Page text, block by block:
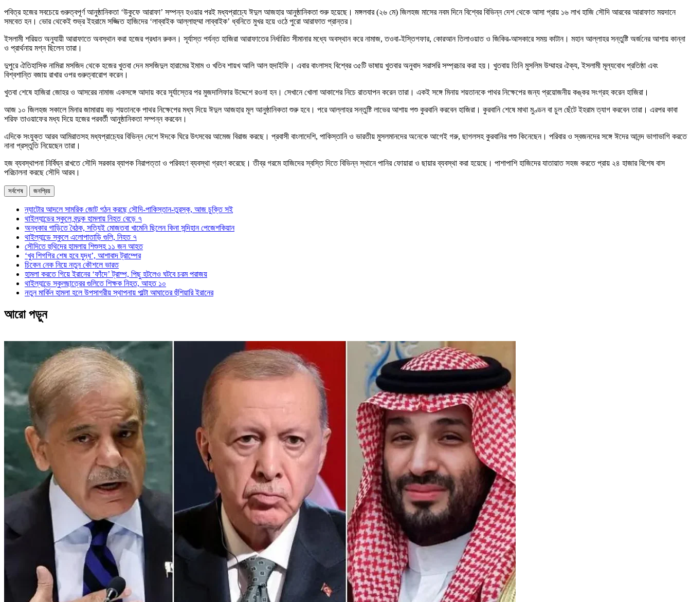
পবিত্র হজের সবচেয়ে গুরুত্বপূর্ণ আনুষ্ঠানিকতা ‘উকুফে আরাফা’ সম্পন্ন হওয়ার পরই মধ্যপ্রাচ্যে ঈদুল আজহার আনুষ্ঠানিকতা শুরু হয়েছে। মঙ্গলবার (২৬ মে) জিলহজ মাসের নবম দিনে বিশ্বের বিভিন্ন দেশ থেকে আসা প্রায় ১৬ লাখ হাজি সৌদি আরবের আরাফাত ময়দানে
সমবেত হন। ভোর থেকেই শুভ্র ইহরামে সজ্জিত হাজিদের ‘লাব্বাইক আল্লাহুম্মা লাব্বাইক’ ধ্বনিতে মুখর হয়ে ওঠে পুরো আরাফাত প্রান্তর।
ইসলামী শরিয়ত অনুযায়ী আরাফাতে অবস্থান করা হজের প্রধান রুকন। সূর্যাস্ত পর্যন্ত হাজিরা আরাফাতের নির্ধারিত সীমানার মধ্যে অবস্থান করে নামাজ, তওবা-ইস্তিগফার, কোরআন তিলাওয়াত ও জিকির-আসকারে সময় কাটান। মহান আল্লাহর সন্তুষ্টি অর্জনের আশায় কান্না
ও প্রার্থনায় মগ্ন ছিলেন তারা।
দুপুরে ঐতিহাসিক নামিরা মসজিদ থেকে হজের খুতবা দেন মসজিদুল হারামের ইমাম ও খতিব শায়খ আলি আল হুদাইফি। এবার বাংলাসহ বিশ্বের ৩৫টি ভাষায় খুতবার অনুবাদ সরাসরি সম্প্রচার করা হয়। খুতবায় তিনি মুসলিম উম্মাহর ঐক্য, ইসলামী মূল্যবোধ প্রতিষ্ঠা এবং
বিশ্বশান্তি বজায় রাখার ওপর গুরুত্বারোপ করেন।
খুতবা শেষে হাজিরা জোহর ও আসরের নামাজ একসঙ্গে আদায় করে সূর্যাস্তের পর মুজদালিফার উদ্দেশে রওনা হন। সেখানে খোলা আকাশের নিচে রাতযাপন করেন তারা। একই সঙ্গে মিনায় শয়তানকে পাথর নিক্ষেপের জন্য প্রয়োজনীয় কঙ্কর সংগ্রহ করেন হাজিরা।
আজ ১০ জিলহজ সকালে মিনার জামারায় বড় শয়তানকে পাথর নিক্ষেপের মধ্য দিয়ে ঈদুল আজহার মূল আনুষ্ঠানিকতা শুরু হবে। পরে আল্লাহর সন্তুষ্টি লাভের আশায় পশু কুরবানি করবেন হাজিরা। কুরবানি শেষে মাথা মুণ্ডন বা চুল ছেঁটে ইহরাম ত্যাগ করবেন তারা। এরপর কাবা
শরিফ তাওয়াফের মধ্য দিয়ে হজের পরবর্তী আনুষ্ঠানিকতা সম্পন্ন করবেন।
এদিকে সংযুক্ত আরব আমিরাতসহ মধ্যপ্রাচ্যের বিভিন্ন দেশে ঈদকে ঘিরে উৎসবের আমেজ বিরাজ করছে। প্রবাসী বাংলাদেশি, পাকিস্তানি ও ভারতীয় মুসলমানদের অনেকে আগেই গরু, ছাগলসহ কুরবানির পশু কিনেছেন। পরিবার ও স্বজনদের সঙ্গে ঈদের আনন্দ ভাগাভাগি করতে
নানা প্রস্তুতি নিয়েছেন তারা।
হজ ব্যবস্থাপনা নির্বিঘ্ন রাখতে সৌদি সরকার ব্যাপক নিরাপত্তা ও পরিবহণ ব্যবস্থা গ্রহণ করেছে। তীব্র গরমে হাজিদের স্বস্তি দিতে বিভিন্ন স্থানে পানির ফোয়ারা ও ছায়ার ব্যবস্থা করা হয়েছে। পাশাপাশি হাজিদের যাতায়াত সহজ করতে প্রায় ২৪ হাজার বিশেষ বাস
পরিচালনা করছে সৌদি আরব।
সর্বশেষ জনপ্রিয়
ন্যাটোর আদলে সামরিক জোট গঠন করছে সৌদি-পাকিস্তান-তুরস্ক, আজ চুক্তি সই
থাইল্যান্ডের স্কুলে বন্দুক হামলায় নিহত বেড়ে ৭
অন্ধকার গাড়িতে বৈঠক, সত্যিই মোজতবা খামেনি ছিলেন কিনা সন্দিহান পেজেশকিয়ান
থাইল্যান্ডে স্কুলে এলোপাতাড়ি গুলি, নিহত ৭
সৌদিতে হুথিদের হামলায় শিশুসহ ১১ জন আহত
‘খুব শিগগির শেষ হবে যুদ্ধ’, আশাবাদ ট্রাম্পের
চিকেন নেক নিয়ে নতুন কৌশলে ভারত
হামলা করতে গিয়ে ইরানের ‘ফাঁদে’ ট্রাম্প, পিছু হটলেও ঘটবে চরম পরাজয়
থাইল্যান্ডে স্কুলছাত্রের গুলিতে শিক্ষক নিহত, আহত ১০
নতুন মার্কিন হামলা হলে উপসাগরীয় স্থাপনায় পাল্টা আঘাতের হুঁশিয়ারি ইরানের
আরো পড়ুন